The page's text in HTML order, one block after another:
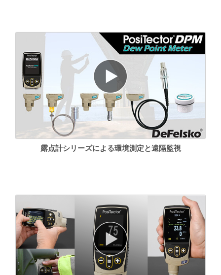
上記のすべての機能に加えて...
250,000のデータセットを最大1,000バッチまで保存可能
強化されたオートログモードにより、読み取り値の間はゲージ
の電源がオフになり、最大8ヶ月の電池寿命を実現。各測定値
は、WiFiを使用してPosiSoft.netまたは
FTPサーバーに
ードできます。読み取り値を毎日、毎週、毎月のat 自動的にバ
ッチにまとめます。
すべてのパラメータにユーザー定義のリミットを設定可能-可視
および可聴警告。WiFi接続時、
電子メールによる警告
を受け取
ることができます。
トレンドチャートは、リアルタイムで測定値をグラフ化しま
PosiSoft.netとワイヤレスで同期し、ソフトウェアアップデート
をダウンロードする
テクノロジー
Bluetooth4.0テクノロジーにより
、PosiTector アプリまたはオ
プションのポータブルプリンタを実行するモバイルデバイスに
データを転送。サードパーティ製ソフトウェアに統合するため
のBLE APIが利用可能。
サードパーティーのソフトウェア、ドローン、ROV、PLC、ロボ
ットデバイスと統合
し、複数の業界standard の通信プロトコル
露点計シリーズによる環境測定と遠隔監視